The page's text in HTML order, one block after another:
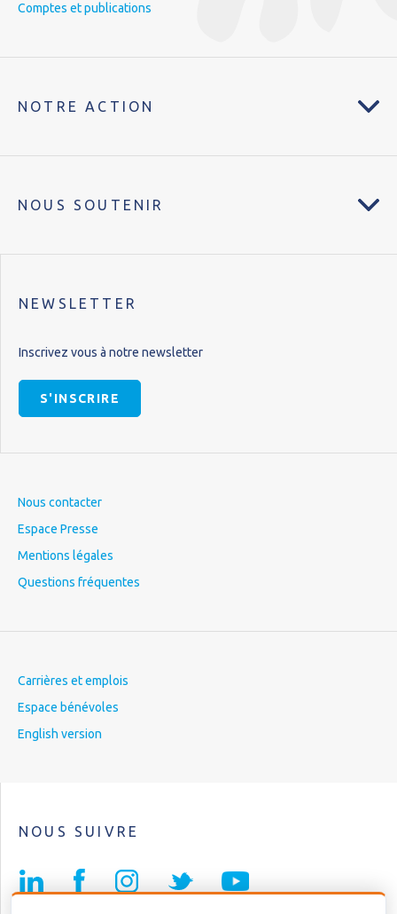
Comptes et publications
NOTRE ACTION
NOUS SOUTENIR
NEWSLETTER
Inscrivez vous à notre newsletter
S'INSCRIRE
Nous contacter
Espace Presse
Mentions légales
Questions fréquentes
Carrières et emplois
Espace bénévoles
English version
NOUS SUIVRE